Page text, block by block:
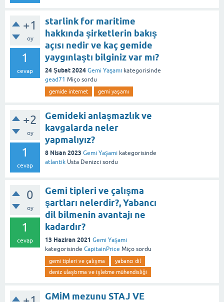
+1
oy
1
cevap
starlink for maritime
hakkında şirketlerin bakış
açısı nedir ve kaç gemide
yaygınlaştı bilginiz var mı?
24 Şubat 2024 Gemi Yaşamı kategorisinde
gead71 Miço sordu
gemide internet gemi yaşamı
+2
oy
1
cevap
Gemideki anlaşmazlık ve
kavgalarda neler
yapmalıyız?
8 Nisan 2023 Gemi Yaşamı kategorisinde
atlantik Usta Denizci sordu
0
oy
1
cevap
Gemi tipleri ve çalışma
şartları nelerdir?, Yabancı
dil bilmenin avantajı ne
kadardır?
13 Haziran 2021 Gemi Yaşamı
kategorisinde CapitainPrice Miço sordu
gemi tipleri ve çalışma
yabancı dil
deniz ulaştırma ve işletme mühendisliği
GMİM mezunu STAJ VE